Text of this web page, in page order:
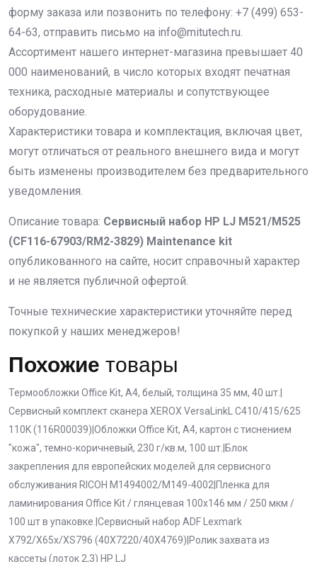
форму заказа или позвонить по телефону: +7 (499) 653-
64-63, отправить письмо на info@mitutech.ru.
Ассортимент нашего интернет-магазина превышает 40
000 наименований, в число которых входят печатная
техника, расходные материалы и сопутствующее
оборудование.
Характеристики товара и комплектация, включая цвет,
могут отличаться от реального внешнего вида и могут
быть изменены производителем без предварительного
уведомления.
Описание товара: Сервисный набор HP LJ M521/M525
(CF116-67903/RM2-3829) Maintenance kit
опубликованного на сайте, носит справочный характер
и не является публичной офертой.
Точные технические характеристики уточняйте перед
покупкой у наших менеджеров!
Похожие товары
Термообложки Office Kit, А4, белый, толщина 35 мм, 40 шт.
Сервисный комплект сканера XEROX VersaLinkL C410/415/625
110K (116R00039) Обложки Office Kit, А4, картон с тиснением
"кожа", темно-коричневый, 230 г/кв.м, 100 шт. Блок
закрепления для европейских моделей для сервисного
обслуживания RICOH M1494002/M149-4002 Пленка для
ламинирования Office Kit / глянцевая 100х146 мм / 250 мкм /
100 шт в упаковке. Сервисный набор ADF Lexmark
X792/X65x/XS796 (40X7220/40X4769) Ролик захвата из
кассеты (лоток 2,3) HP LJ